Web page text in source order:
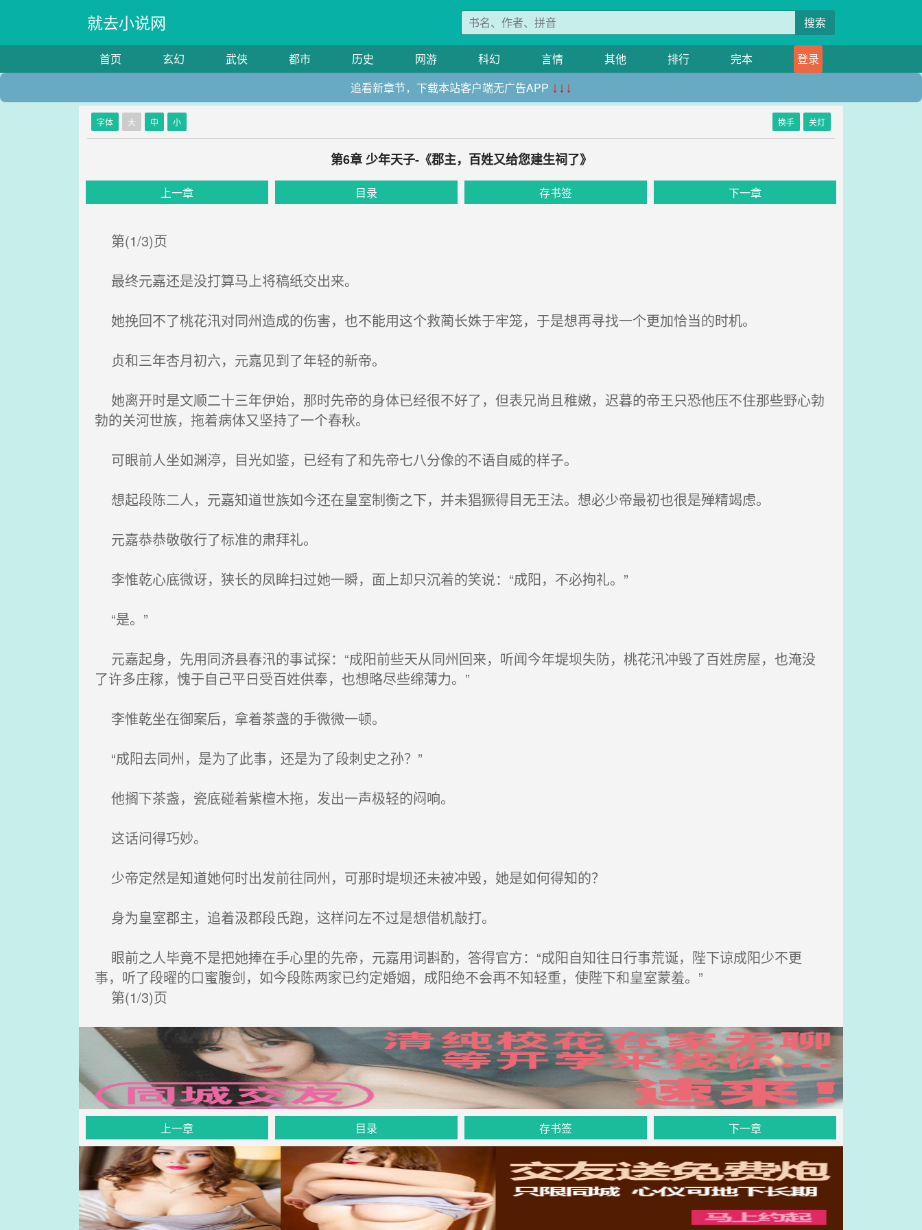
就去小说网 搜索
首页 玄幻 武侠 都市 历史 网游 科幻 言情 其他 排行 完本
登录
追看新章节，下载本站客户端无广告APP ↓↓↓
字体 大 中 小 换手 关灯
第6章 少年天子-《郡主，百姓又给您建生祠了》
上一章 目录 存书签 下一章
第(1/3)页
最终元嘉还是没打算马上将稿纸交出来。
她挽回不了桃花汛对同州造成的伤害，也不能用这个救蔺长姝于牢笼，于是想再寻找一个更加恰当的时机。
贞和三年杏月初六，元嘉见到了年轻的新帝。
她离开时是文顺二十三年伊始，那时先帝的身体已经很不好了，但表兄尚且稚嫩，迟暮的帝王只恐他压不住那些野心勃
勃的关河世族，拖着病体又坚持了一个春秋。
可眼前人坐如渊渟，目光如鉴，已经有了和先帝七八分像的不语自威的样子。
想起段陈二人，元嘉知道世族如今还在皇室制衡之下，并未猖獗得目无王法。想必少帝最初也很是殚精竭虑。
元嘉恭恭敬敬行了标准的肃拜礼。
李惟乾心底微讶，狭长的凤眸扫过她一瞬，面上却只沉着的笑说：“成阳，不必拘礼。”
“是。”
元嘉起身，先用同济县春汛的事试探：“成阳前些天从同州回来，听闻今年堤坝失防，桃花汛冲毁了百姓房屋，也淹没
了许多庄稼，愧于自己平日受百姓供奉，也想略尽些绵薄力。”
李惟乾坐在御案后，拿着茶盏的手微微一顿。
“成阳去同州，是为了此事，还是为了段刺史之孙？”
他搁下茶盏，瓷底碰着紫檀木拖，发出一声极轻的闷响。
这话问得巧妙。
少帝定然是知道她何时出发前往同州，可那时堤坝还未被冲毁，她是如何得知的？
身为皇室郡主，追着汲郡段氏跑，这样问左不过是想借机敲打。
眼前之人毕竟不是把她捧在手心里的先帝，元嘉用词斟酌，答得官方：“成阳自知往日行事荒诞，陛下谅成阳少不更
事，听了段曜的口蜜腹剑，如今段陈两家已约定婚姻，成阳绝不会再不知轻重，使陛下和皇室蒙羞。”
第(1/3)页
上一章 目录 存书签 下一章